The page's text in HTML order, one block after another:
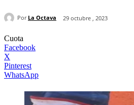
Por La Octava 29 octubre , 2023
Cuota
Facebook
X
Pinterest
WhatsApp